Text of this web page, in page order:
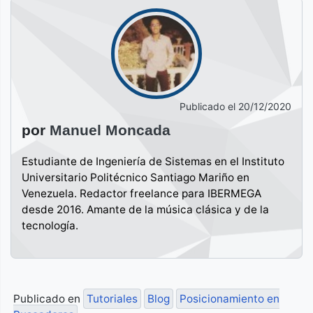
por Manuel Moncada
Publicado el 20/12/2020
Estudiante de Ingeniería de Sistemas en el Instituto
Universitario Politécnico Santiago Mariño en
Venezuela. Redactor freelance para IBERMEGA
desde 2016. Amante de la música clásica y de la
tecnología.
Publicado en Tutoriales Blog
Posicionamiento en